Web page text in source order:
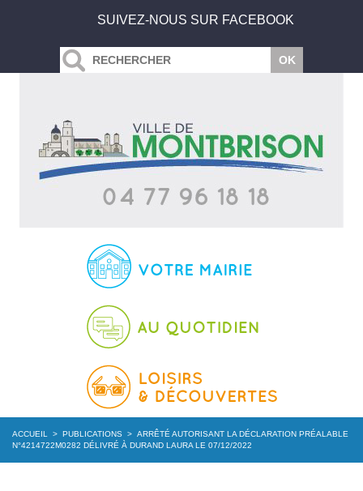
SUIVEZ-NOUS SUR FACEBOOK
ACCUEIL > PUBLICATIONS > ARRÊTÉ AUTORISANT LA DÉCLARATION PRÉALABLE
N°4214722M0282 DÉLIVRÉ À DURAND LAURA LE 07/12/2022